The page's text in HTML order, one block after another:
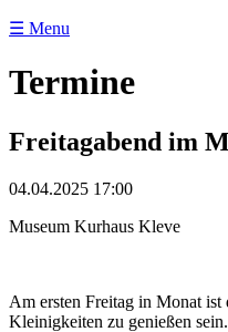
☰ Menu
Termine
Freitagabend im
04.04.2025 17:00
Museum Kurhaus Kleve
Am ersten Freitag in Monat
Kleinigkeiten zu genießen sein.